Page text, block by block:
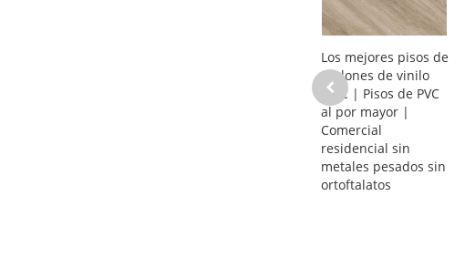
Los mejores pisos de
tablones de vinilo
WPC | Pisos de PVC
al por mayor |
Comercial
residencial sin
metales pesados sin
ortoftalatos